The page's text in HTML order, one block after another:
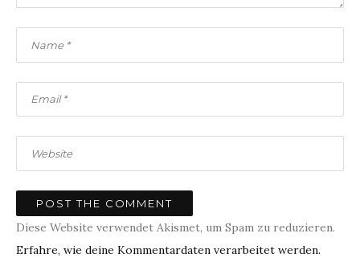
Diese Website verwendet Akismet, um Spam zu reduzieren.
Erfahre, wie deine Kommentardaten verarbeitet werden.